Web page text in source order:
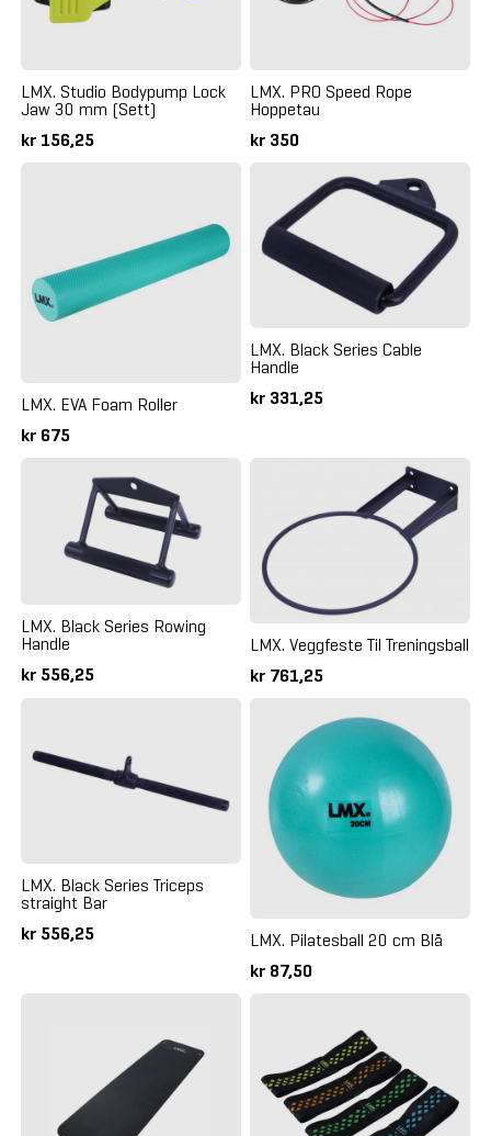
LMX. Studio Bodypump Lock
Jaw 30 mm (Sett)
kr 156,25
LMX. PRO Speed Rope
Hoppetau
kr 350
LMX. EVA Foam Roller
kr 675
LMX. Black Series Cable
Handle
kr 331,25
LMX. Black Series Rowing
Handle
kr 556,25
LMX. Veggfeste Til Treningsball
kr 761,25
LMX. Black Series Triceps
straight Bar
kr 556,25
LMX. Pilatesball 20 cm Blå
kr 87,50